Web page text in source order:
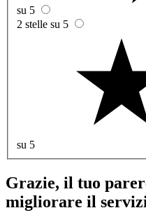
su 5
2 stelle su 5
su 5
Grazie, il tuo
migliorare il